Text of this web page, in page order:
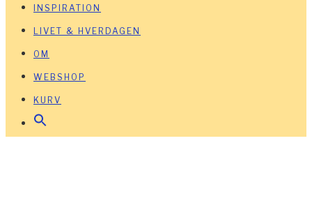
INSPIRATION
LIVET & HVERDAGEN
OM
WEBSHOP
KURV